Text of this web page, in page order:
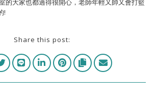
的大家也都過得很開心，老師年輕又帥又會打籃
!
Share this post: